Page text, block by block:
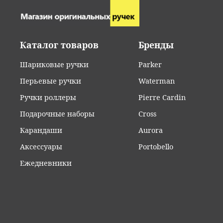
•
•
• При
цену,
сразу
Мы
заказа
Если в
(800)
данных,
Каталог товаров
Шариковые ручки
Перьевые ручки
Ручки роллеры
Подарочные наборы
Карандаши
Аксессуары
Ежедневники
Бренды
Parker
Waterman
Pierre Cardin
Cross
Aurora
Portobello